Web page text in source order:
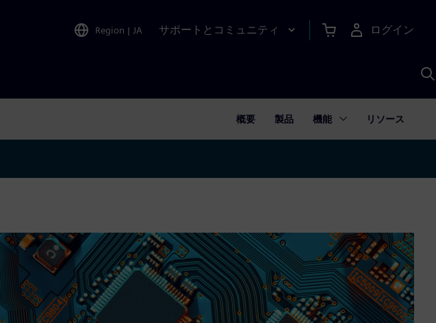
Region | JA サポートとコミュニティ ログイン
概要 製品 機能 リソース